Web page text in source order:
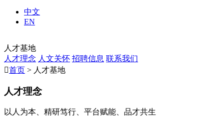
中文
EN
人才基地
人才理念 人文关怀 招聘信息 联系我们
首页 > 人才基地
人才理念
以人为本、精研笃行、平台赋能、品才共生